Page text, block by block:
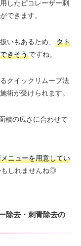
したピコレーザー刺
できます。
いもあるため、
タト
きそうですね。
クイックリムーブ法
術が受けられます。
積の広さに合わせて
ニューを用意してい
もしれませんね◎
除去・刺青除去の